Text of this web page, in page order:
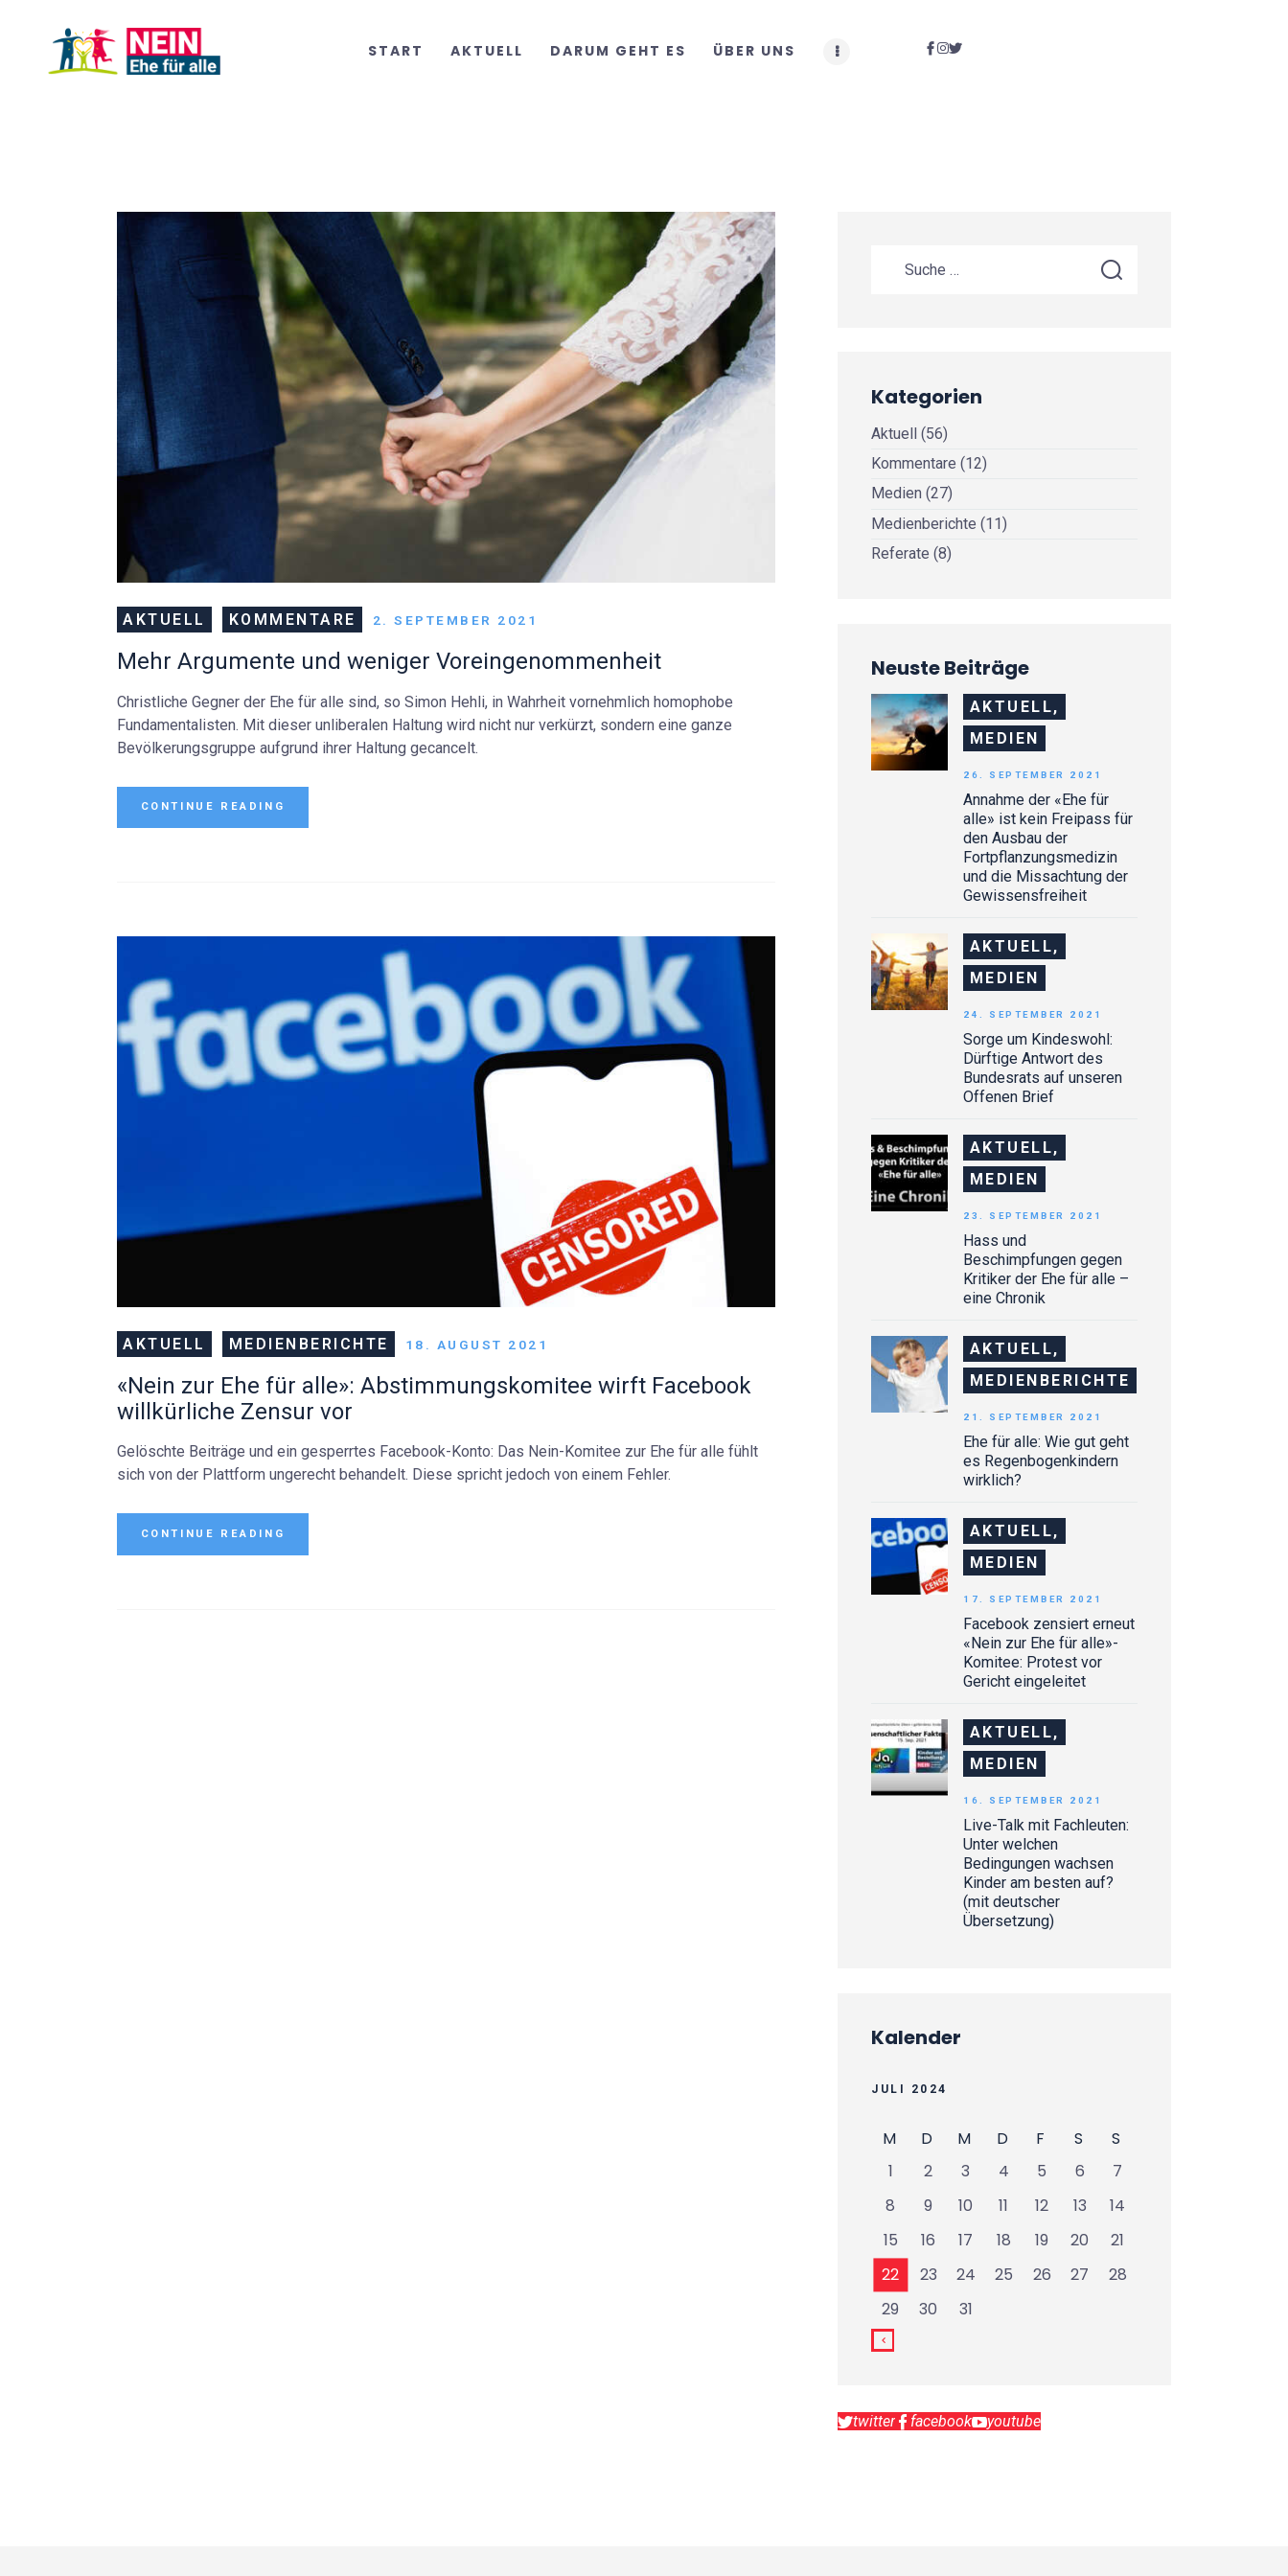
START AKTUELL DARUM GEHT ES ÜBER UNS
DOWNLOADS
AKTUELL KOMMENTARE 2. SEPTEMBER 2021
Mehr Argumente und weniger Voreingenommenheit
Christliche Gegner der Ehe für alle sind, so Simon Hehli, in Wahrheit vornehmlich homophobe
Fundamentalisten. Mit dieser unliberalen Haltung wird nicht nur verkürzt, sondern eine ganze
Bevölkerungsgruppe aufgrund ihrer Haltung gecancelt.
CONTINUE READING
AKTUELL MEDIENBERICHTE 18. AUGUST 2021
«Nein zur Ehe für alle»: Abstimmungskomitee wirft Facebook
willkürliche Zensur vor
Gelöschte Beiträge und ein gesperrtes Facebook-Konto: Das Nein-Komitee zur Ehe für alle fühlt
sich von der Plattform ungerecht behandelt. Diese spricht jedoch von einem Fehler.
CONTINUE READING
Kategorien
Aktuell (56)
Kommentare (12)
Medien (27)
Medienberichte (11)
Referate (8)
Neuste Beiträge
AKTUELL,
MEDIEN
Annahme der «Ehe für
alle» ist kein Freipass für
den Ausbau der
Fortpflanzungsmedizin
und die Missachtung der
Gewissensfreiheit
26. SEPTEMBER 2021
AKTUELL,
MEDIEN
Sorge um Kindeswohl:
Dürftige Antwort des
Bundesrats auf unseren
Offenen Brief
24. SEPTEMBER 2021
AKTUELL,
MEDIEN
Hass und
Beschimpfungen gegen
Kritiker der Ehe für alle –
eine Chronik
23. SEPTEMBER 2021
AKTUELL,
MEDIENBERICHTE
Ehe für alle: Wie gut geht
es Regenbogenkindern
wirklich?
21. SEPTEMBER 2021
AKTUELL,
MEDIEN
Facebook zensiert erneut
«Nein zur Ehe für alle»-
Komitee: Protest vor
Gericht eingeleitet
17. SEPTEMBER 2021
AKTUELL,
MEDIEN
Live-Talk mit Fachleuten:
Unter welchen
Bedingungen wachsen
Kinder am besten auf?
(mit deutscher
Übersetzung)
16. SEPTEMBER 2021
Kalender
JULI 2024
M D M D F S
S
1
2 3 4 5 6
7
8
9 10 11 12 13
14
15
16 17 18 19 20
21
22
23 24 25 26 27
28
29
30 31
twitter facebook youtube